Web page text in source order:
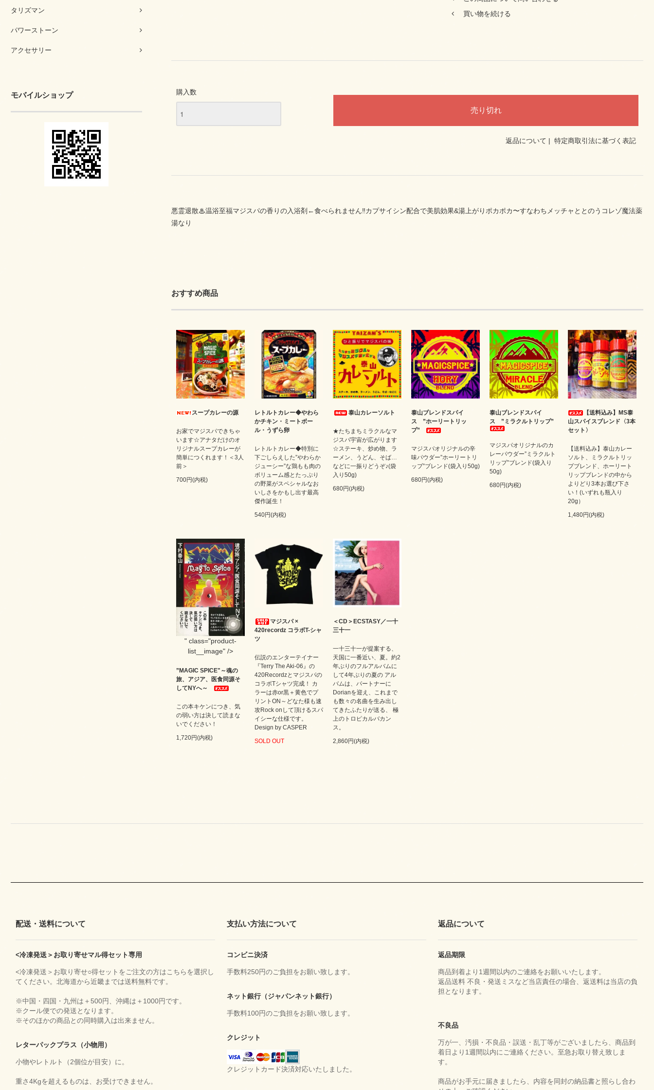
タリズマン
パワーストーン
アクセサリー
モバイルショップ
買い物を続ける
購入数
返品について | 特定商取引法に基づく表記
悪霊退散♨温浴至福マジスパの香りの入浴剤←食べられません‼カプサイシン配合で美肌効果&湯上がりポカポカ〜すなわちメッチャととのうコレゾ魔法薬
湯なり
おすすめ商品
スープカレーの源
お家でマジスパできちゃ
います☆アナタだけのオ
リジナルスープカレーが
簡単につくれます！＜3人
前＞
700円(内税)
レトルトカレー◆やわら
かチキン・ミートボー
ル・うずら卵
レトルトカレー◆特別に
下ごしらえした”やわらか
ジューシー”な鶏もも肉の
ボリューム感とたっぷり
の野菜がスペシャルなお
いしさをかもし出す最高
傑作誕生！
540円(内税)
泰山カレーソルト
★たちまちミラクルなマ
ジスパ宇宙が広がります
☆ステーキ、炒め物、ラ
ーメン、うどん、そば…
などに一振りどうぞ♪(袋
入り50g)
680円(内税)
泰山ブレンドスパイ
ス ”ホーリートリッ
プ”
マジスパオリジナルの辛
味パウダー”ホーリートリ
ップ”ブレンド(袋入り50g)
680円(内税)
泰山ブレンドスパイ
ス ”ミラクルトリップ”
マジスパオリジナルのカ
レーパウダー”ミラクルト
リップ”ブレンド(袋入り
50g)
680円(内税)
【送料込み】MS泰
山スパイスブレンド〈3本
セット〉
【送料込み】泰山カレー
ソルト、ミラクルトリッ
プブレンド、ホーリート
リップブレンドの中から
よりどり3本お選び下さ
い！(いずれも瓶入り
20g）
1,480円(内税)
" class="product-
list__image" />
”MAGIC SPICE"～魂の
旅、アジア、医食同源そ
してNYへ～
この本キケンにつき、気
の弱い方は決して読まな
いでください！
1,720円(内税)
マジスパ ×
420recordz コラボT-シャ
ツ
伝説のエンターテイナー
『Terry The Aki-06』の
420Recordzとマジスパの
コラボTシャツ完成！ カ
ラーは赤or黒＋黄色でプ
リントON～どなた様も速
攻Rock onして頂けるスパ
イシーな仕様です。
Design by CASPER
SOLD OUT
＜CD＞ECSTASY／一十
三十一
一十三十一が提案する、
天国に一番近い、夏。約2
年ぶりのフルアルバムに
して4年ぶりの夏の アル
バムは、パートナーに
Dorianを迎え、これまで
も数々の名曲を生み出し
てきたふたりが送る、 極
上のトロピカルバカン
ス。
2,860円(内税)
配送・送料について
<冷凍発送＞お取り寄せマル得セット専用
<冷凍発送＞お取り寄せ○得セットをご注文の方はこちらを選択し
てください。北海道から近畿までは送料無料です。
※中国・四国・九州は＋500円、沖縄は＋1000円です。
※クール便での発送となります。
※そのほかの商品との同時購入は出来ません。
レターパックプラス（小物用）
小物やレトルト（2個位が目安）に。
重さ4Kgを超えるものは、お受けできません。
支払い方法について
コンビニ決済
手数料250円のご負担をお願い致します。
ネット銀行（ジャパンネット銀行）
手数料100円のご負担をお願い致します。
クレジット
クレジットカード決済対応いたしました。
返品について
返品期限
商品到着より1週間以内のご連絡をお願いいたします。
返品送料 不良・発送ミスなど当店責任の場合、返送料は当店の負
担となります。
不良品
万が一、汚損・不良品・誤送・乱丁等がございましたら、商品到
着日より1週間以内にご連絡ください。至急お取り替え致しま
す。
商品がお手元に届きましたら、内容を同封の納品書と照らし合わ